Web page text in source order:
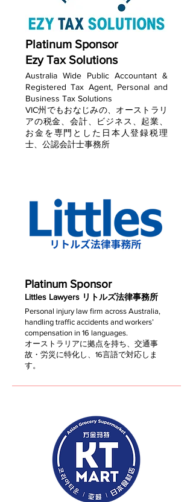
Platinum Sponsor
Ezy Tax Solutions
Australia Wide Public Accountant &
Registered Tax Agent, Personal and
Business Tax Solutions
VIC州でもおなじみの、オーストラリ
アの税金、会計、ビジネス、起業、
お金を専門とした日本人登録税理
士、公認会計士事務所
Platinum Sponsor
Littles Lawyers リトルズ法律事務所
Personal injury law firm across Australia,
handling traffic accidents and workers’
compensation in 16 languages.
オーストラリアに拠点を持ち、交通事
故・労災に特化し、16言語で対応しま
す。